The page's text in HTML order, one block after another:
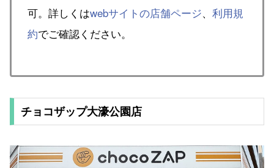
可。詳しくはwebサイトの店舗ページ、 利用規
約でご確認ください。
チョコザップ大濠公園店